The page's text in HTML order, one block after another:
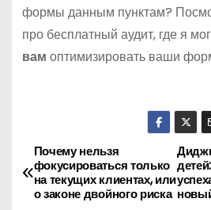
формы данным пунктам?
про бесплатный аудит, где я
вам оптимизировать ваши
Н
а
Почему нельзя
фокусироваться только
на текущих клиентах, или
о законе двойного риска